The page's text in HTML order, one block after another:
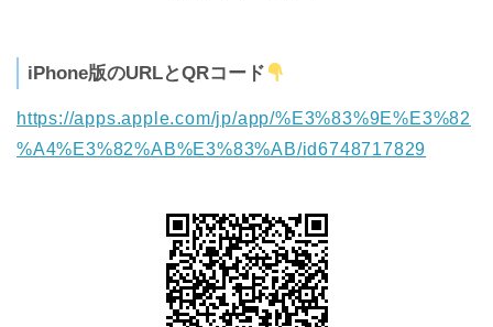
iPhone版のURLとQRコード
https://apps.apple.com/jp/app/%E3%83%9E%E3%82
%A4%E3%82%AB%E3%83%AB/id6748717829